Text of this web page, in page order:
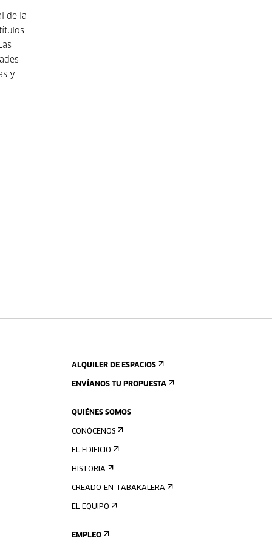
de la
y
ALQUILER DE ESPACIOS
ENVÍANOS TU PROPUESTA
QUIÉNES SOMOS
CONÓCENOS
EL EDIFICIO
HISTORIA
CREADO EN TABAKALERA
EL EQUIPO
EMPLEO